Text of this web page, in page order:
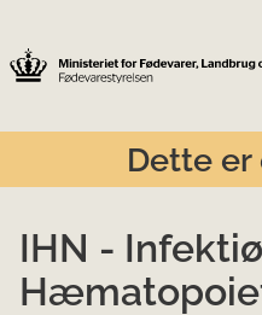
Dette
IHN -